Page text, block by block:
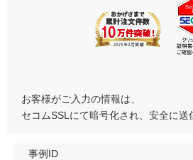
お客様がご入力の情報は、
セコムSSLにて暗号化され、安全に送
事例ID